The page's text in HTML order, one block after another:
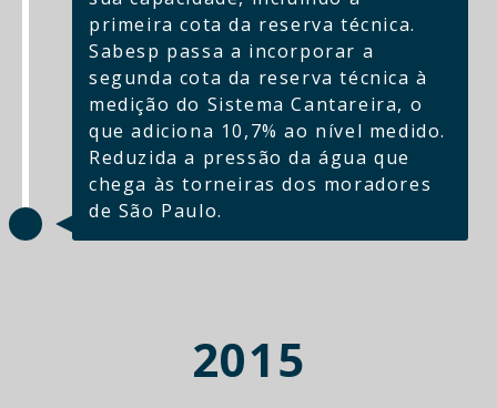
primeira cota da reserva técnica.
Sabesp passa a incorporar a
segunda cota da reserva técnica à
medição do Sistema Cantareira, o
que adiciona 10,7% ao nível medido.
Reduzida a pressão da água que
chega às torneiras dos moradores
de São Paulo.
2015